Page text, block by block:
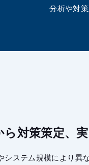
分析や対
ら対策策定、
システム規模により異